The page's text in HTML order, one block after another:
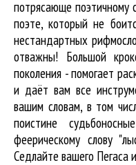
потрясающе поэтичному
поэте, который не
нестандартных
отважны! Большой
поколения - помогает
и даёт вам все
вашим словам, в том
поистине
феерическому слову
Седлайте вашего Пегаса